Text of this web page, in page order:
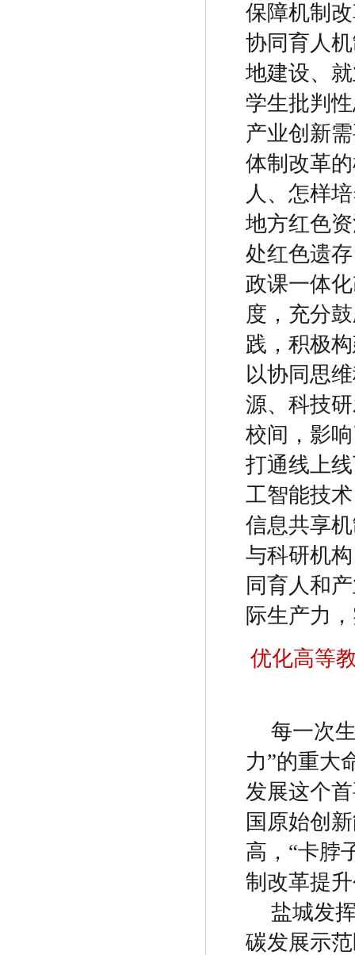
保障机制
协同育人
地建设、
学生批判
产业创新
体制改革
人、怎样
地方红色
处红色遗
政课一体
度，充分
践，积极
以协同思
源、科技
校间，影
打通线上
工智能技
信息共享
与科研机
同育人和
际生产力
优化高等
每一次
力”的重大
发展这个
国原始创
高， “卡脖
制改革提
盐城发
碳发展示